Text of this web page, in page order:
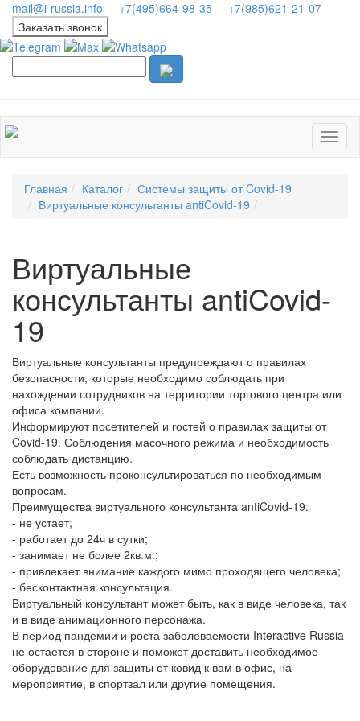
mail@i-russia.info +7(495)664-98-35
+7(985)621-21-07
Заказать звонок
Главная Каталог
Системы защиты от Covid-19
Виртуальные консультанты antiCovid-19
Виртуальные
консультанты antiCovid-
19
Виртуальные консультанты предупреждают о правилах
безопасности, которые необходимо соблюдать при
нахождении сотрудников на территории торгового центра или
офиса компании.
Информируют посетителей и гостей о правилах защиты от
Covid-19. Соблюдения масочного режима и необходимость
соблюдать дистанцию.
Есть возможность проконсультироваться по необходимым
вопросам.
Преимущества виртуального консультанта antiCovid-19:
- не устает;
- работает до 24ч в сутки;
- занимает не более 2кв.м.;
- привлекает внимание каждого мимо проходящего человека;
- бесконтактная консультация.
Виртуальный консультант может быть, как в виде человека, так
и в виде анимационного персонажа.
В период пандемии и роста заболеваемости Interactive Russia
не остается в стороне и поможет доставить необходимое
оборудование для защиты от ковид к вам в офис, на
мероприятие, в спортзал или другие помещения.